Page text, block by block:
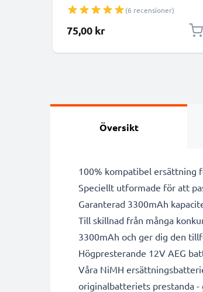
(6 recensioner)
75,00 kr
Översikt
100% kompatibel ersättning
Speciellt utformade för att
Garanterad 3300mAh
Till skillnad från många
3300mAh och ger dig den
Högpresterande 12V AEG
Våra NiMH
originalbatteriets prestanda